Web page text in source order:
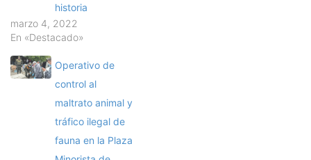
historia
marzo 4, 2022
En «Destacado»
Operativo de
control al
maltrato animal y
tráfico ilegal de
fauna en la Plaza